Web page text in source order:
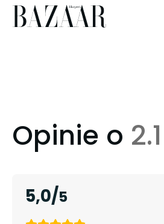
Opinie o
5,0